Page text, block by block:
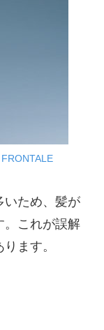
いため、髪が
。これが誤解
ます。